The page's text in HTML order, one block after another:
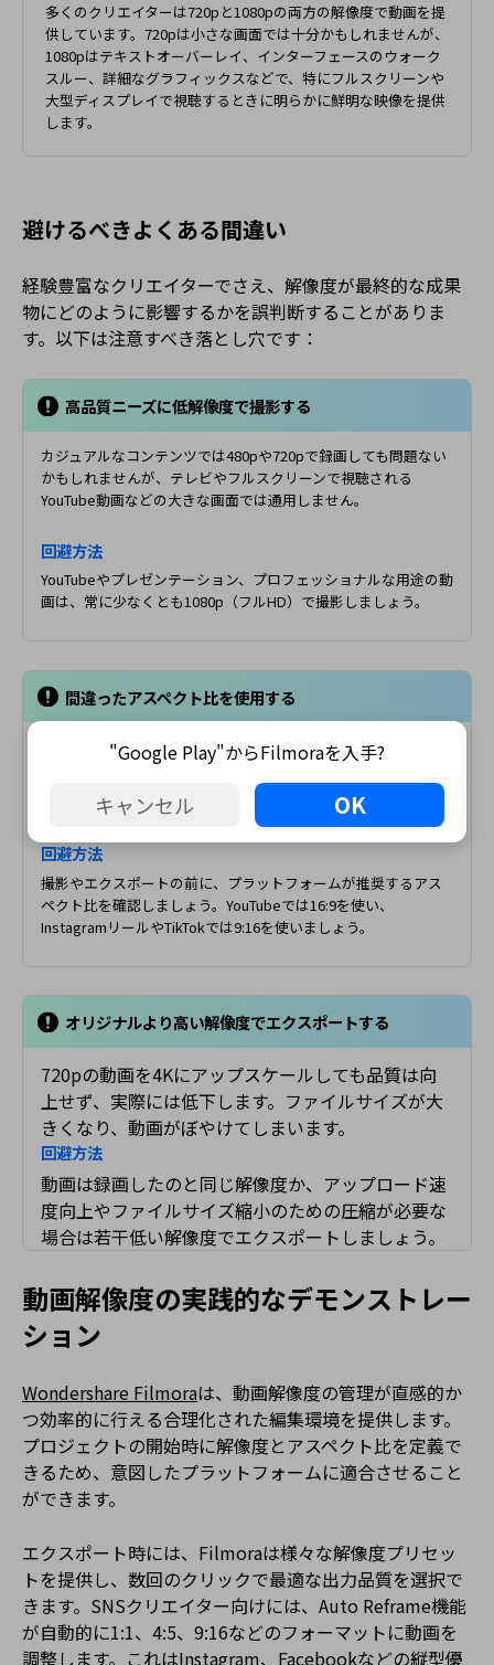
多くのクリエイターは720pと1080pの両方の解像度で動画を提
供しています。720pは小さな画面では十分かもしれませんが、
1080pはテキストオーバーレイ、インターフェースのウォーク
スルー、詳細なグラフィックスなどで、特にフルスクリーンや
大型ディスプレイで視聴するときに明らかに鮮明な映像を提供
します。
避けるべきよくある間違い
経験豊富なクリエイターでさえ、解像度が最終的な成果
物にどのように影響するかを誤判断することがありま
す。以下は注意すべき落とし穴です：
高品質ニーズに低解像度で撮影する
カジュアルなコンテンツでは480pや720pで録画しても問題ない
かもしれませんが、テレビやフルスクリーンで視聴される
YouTube動画などの大きな画面では通用しません。
回避方法
YouTubeやプレゼンテーション、プロフェッショナルな用途の動
画は、常に少なくとも1080p（フルHD）で撮影しましょう。
間違ったアスペクト比を使用する
16:9フォーマットを使用するYouTubeなどのプラッ
バーが表示されたり、不自然に引き伸ばされた画像
回避方法
撮影やエクスポートの前に、プラットフォームが推奨するアス
ペクト比を確認しましょう。YouTubeでは16:9を使い、
InstagramリールやTikTokでは9:16を使いましょう。
オリジナルより高い解像度でエクスポートする
720pの動画を4Kにアップスケールしても品質は向
上せず、実際には低下します。ファイルサイズが大
きくなり、動画がぼやけてしまいます。
回避方法
動画は録画したのと同じ解像度か、アップロード速
度向上やファイルサイズ縮小のための圧縮が必要な
場合は若干低い解像度でエクスポートしましょう。
動画解像度の実践的なデモンストレー
ション
Wondershare Filmoraは、動画解像度の管理が直感的か
つ効率的に行える合理化された編集環境を提供します。
プロジェクトの開始時に解像度とアスペクト比を定義で
きるため、意図したプラットフォームに適合させること
ができます。
エクスポート時には、Filmoraは様々な解像度プリセッ
トを提供し、数回のクリックで最適な出力品質を選択で
きます。SNSクリエイター向けには、Auto Reframe機能
が自動的に1:1、4:5、9:16などのフォーマットに動画を
調整します。これはInstagram、Facebookなどの縦型優
"Google Play"からFilmoraを入手?
キャンセル OK